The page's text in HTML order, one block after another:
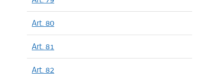
Art. 80
Art. 81
Art. 82